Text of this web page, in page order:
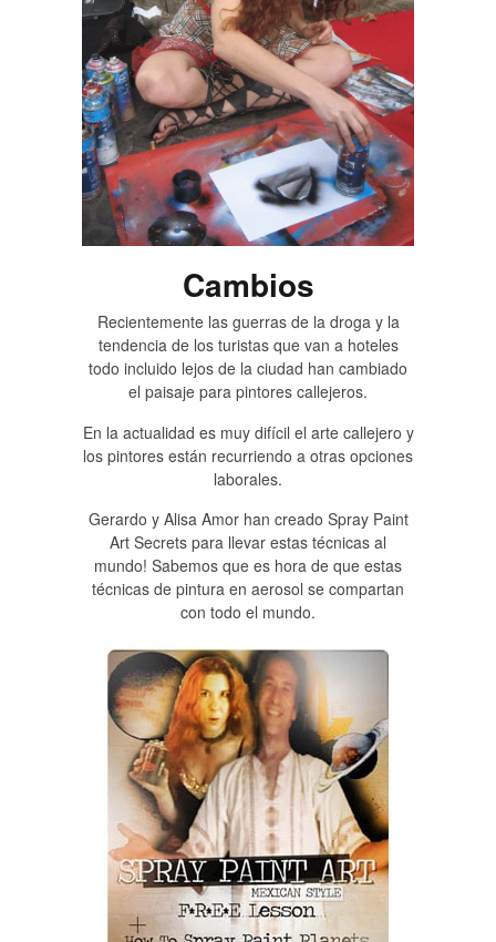
Cambios
Recientemente las guerras de la droga y la
tendencia de los turistas que van a hoteles
todo incluido lejos de la ciudad han cambiado
el paisaje para pintores callejeros.
En la actualidad es muy difícil el arte callejero y
los pintores están recurriendo a otras opciones
laborales.
Gerardo y Alisa Amor han creado Spray Paint
Art Secrets para llevar estas técnicas al
mundo! Sabemos que es hora de que estas
técnicas de pintura en aerosol se compartan
con todo el mundo.